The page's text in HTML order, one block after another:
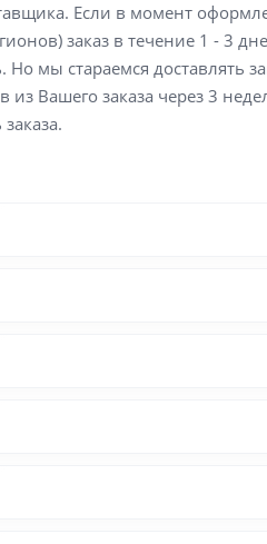
Если в момент
заказ в течение 1 - 3
мы стараемся доставлять
Вашего заказа через 3